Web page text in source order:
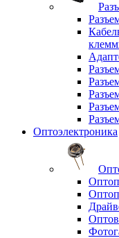
Оптоэлектроника